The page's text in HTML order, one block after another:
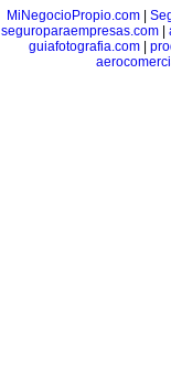
MiNegocioPropio.com|
seguroparaempresas.com
guiafotografia.com